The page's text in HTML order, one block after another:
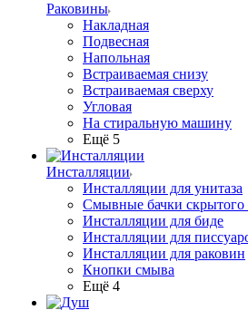
Раковины
Накладная
Подвесная
Напольная
Встраиваемая снизу
Встраиваемая сверху
Угловая
На стиральную машину
Ещё 5
Инсталляции
Инсталляции для унитаза
Смывные бачки скрытого
Инсталляции для биде
Инсталляции для
Инсталляции для раковин
Кнопки смыва
Ещё 4